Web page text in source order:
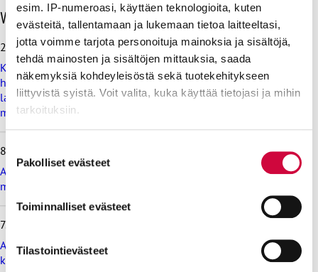
esim. IP-numeroasi, käyttäen teknologioita, kuten
evästeitä, tallentamaan ja lukemaan tietoa laitteeltasi,
jotta voimme tarjota personoituja mainoksia ja sisältöjä,
tehdä mainosten ja sisältöjen mittauksia, saada
näkemyksiä kohdeyleisöstä sekä tuotekehitykseen
liittyvistä syistä. Voit valita, kuka käyttää tietojasi ja mihin
tarkoituksiin.
voit määrittää asetuksesi
. Voit muuttaa
parantavia, ja osaa käytetään tilastointi- tai
Suostumuksen
valinta
Pakolliset evästeet
Toiminnalliset evästeet
Tilastointievästeet
O
h
i
t
a
v
i
i
m
i
s
i
ä
t
u
u
Viimeisimmät uutiset
28.7.2026
Koulutus ja kasvatus pitää järjestää lasten ja nuorten
hyvinvoinnin ehdoilla – Ammattiliitto JHL on antanut
lausunnon koulujen ja oppilaitosten loma-aikoja koskevasta
muistioluonnoksesta
8.7.2026
Ammattiliitto JHL vastustaa valtiokonttoria koskevan lain
muutosta
7.7.2026
Ammattiliitto JHL vastustaa maksullisia avoimia
korkeakoulututkintoja